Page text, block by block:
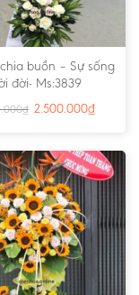
buồn – Sự sống
đời- Ms:3839
₫ 2.500.000₫